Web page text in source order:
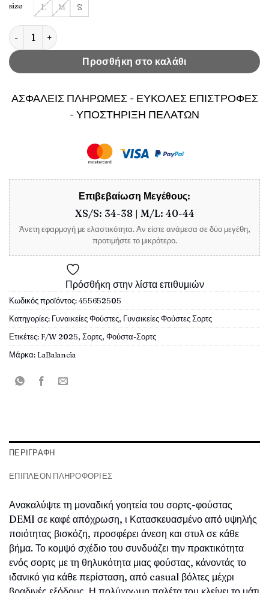
size L M S
Σορτς - φούστα DEMI - Καφέ ποσότητα
Προσθήκη στο καλάθι
ΑΣΦΑΛΕΙΣ ΠΛΗΡΩΜΕΣ - ΕΥΚΟΛΕΣ ΕΠΙΣΤΡΟΦΕΣ
- ΥΠΟΣΤΗΡΙΞΗ ΠΕΛΑΤΩΝ
Επιβεβαίωση Μεγέθους:
XS/S: 34-38 | M/L: 40-44
Άνετη εφαρμογή με ελαστικότητα. Αν είστε ανάμεσα σε δύο μεγέθη,
προτιμήστε το μικρότερο.
Πρόσθήκη στην λίστα επιθυμιών
Κωδικός προϊόντος:455652505
Κατηγορίες: Γυναικείες Φούστες, Γυναικείες Φούστες Σορτς
Ετικέτες: F/W 2025, Σορτς, Φούστα-Σορτς
Μάρκα: LaBalancia
ΠΕΡΙΓΡΑΦΉ
ΕΠΙΠΛΈΟΝ ΠΛΗΡΟΦΟΡΊΕΣ
Ανακαλύψτε τη μοναδική γοητεία του σορτς-φούστας
DEMI σε καφέ απόχρωση, ι Κατασκευασμένο από υψηλής
ποιότητας βισκόζη, προσφέρει άνεση και στυλ σε κάθε
βήμα. Το κομψό σχέδιο του συνδυάζει την πρακτικότητα
ενός σορτς με τη θηλυκότητα μιας φούστας, κάνοντάς το
ιδανικό για κάθε περίσταση, από casual βόλτες μέχρι